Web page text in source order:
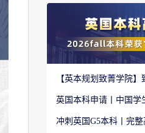
【英本规划致菁学院
英国本科申请丨中国学
冲刺英国G5本科丨完整